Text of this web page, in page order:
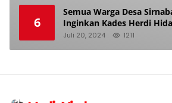
6
Semua Warga Desa
Inginkan Kades Herdi
Berhentikan Dari Jabatan
Juli 20, 2024 1211